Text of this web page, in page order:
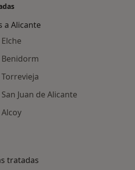
a Alicante
Juan de Alicante
tratadas